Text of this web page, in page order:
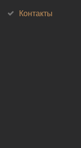
Контакты